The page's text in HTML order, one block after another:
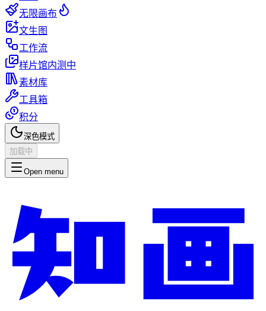
无限画布
文生图
工作流
样片馆内测中
素材库
工具箱
积分
深色模式
加载中
Open menu